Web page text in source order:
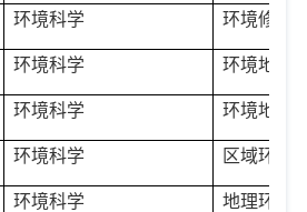
环境科学 环境修复
环境科学 环境地理
环境科学 环境地理
环境科学 区域环境
环境科学 地理环境